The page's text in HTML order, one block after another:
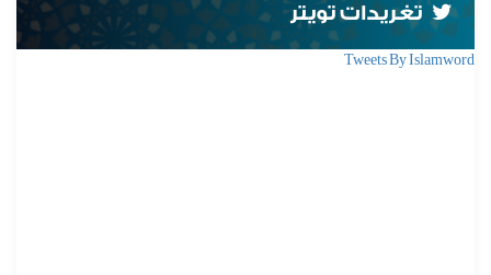
تغريدات تويتر
Tweets By Islamword